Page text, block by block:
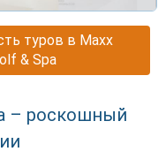
туров в Maxx
& Spa
– роскошный